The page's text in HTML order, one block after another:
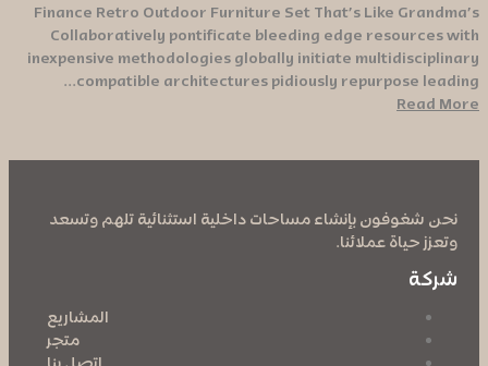
Finance Retro Outdoor Furniture Set That’s Like Grandma’s
Collaboratively pontificate bleeding edge resources with
inexpensive methodologies globally initiate multidisciplinary
compatible architectures pidiously repurpose leading...
Read More
نحن شغوفون بإنشاء مساحات داخلية استثنائية تلهم وتسعد
وتعزز حياة عملائنا.
شركة
المشاريع
متجر